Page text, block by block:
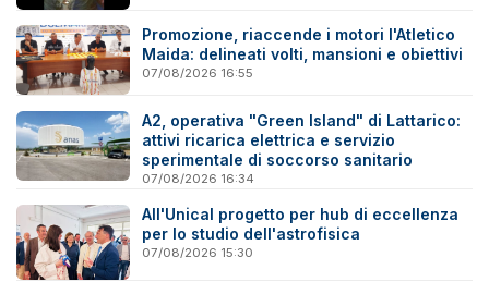
Promozione, riaccende i motori l'Atletico
Maida: delineati volti, mansioni e obiettivi
07/08/2026 16:55
A2, operativa "Green Island" di Lattarico:
attivi ricarica elettrica e servizio
sperimentale di soccorso sanitario
07/08/2026 16:34
All'Unical progetto per hub di eccellenza
per lo studio dell'astrofisica
07/08/2026 15:30